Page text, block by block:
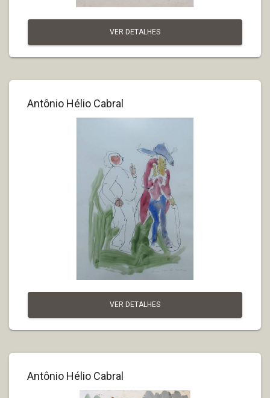
VER DETALHES
Antônio Hélio Cabral
VER DETALHES
Antônio Hélio Cabral